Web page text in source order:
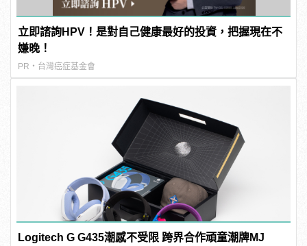
立即諮詢HPV！是對自己健康最好的投資，把握現在不
嫌晚！
PR・台灣癌症基金會
Logitech G G435潮感不受限 跨界合作頑童潮牌MJ